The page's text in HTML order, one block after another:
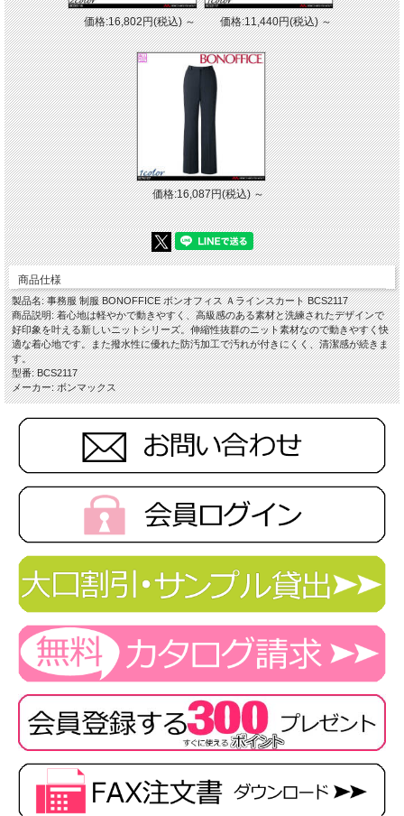
価格:16,802円(税込)～ 価格:11,440円(税込)～
価格:16,087円(税込)～
商品仕様
製品名: 事務服 制服 BONOFFICE ボンオフィス Ａラインスカート BCS2117
商品説明: 着心地は軽やかで動きやすく、高級感のある素材と洗練されたデザインで
好印象を叶える新しいニットシリーズ。伸縮性抜群のニット素材なので動きやすく快
適な着心地です。また撥水性に優れた防汚加工で汚れが付きにくく、清潔感が続きま
す。
型番: BCS2117
メーカー: ボンマックス